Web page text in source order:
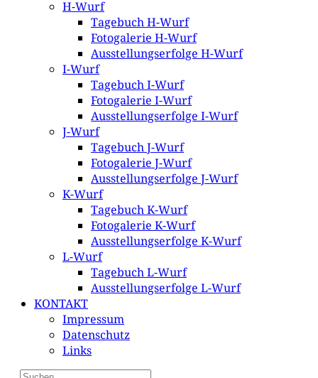
H-Wurf
Tagebuch H-Wurf
Fotogalerie H-Wurf
Ausstellungserfolge H-Wurf
I-Wurf
Tagebuch I-Wurf
Fotogalerie I-Wurf
Ausstellungserfolge I-Wurf
J-Wurf
Tagebuch J-Wurf
Fotogalerie J-Wurf
Ausstellungserfolge J-Wurf
K-Wurf
Tagebuch K-Wurf
Fotogalerie K-Wurf
Ausstellungserfolge K-Wurf
L-Wurf
Tagebuch L-Wurf
Ausstellungserfolge L-Wurf
KONTAKT
Impressum
Datenschutz
Links